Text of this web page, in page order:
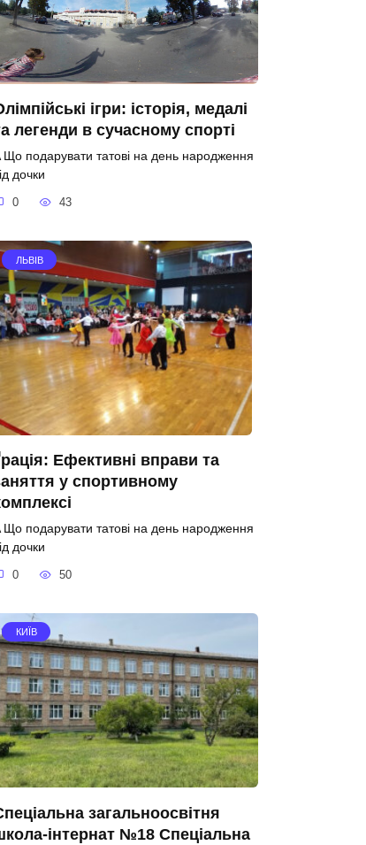
ігри: історія, медалі
легенди в сучасному спорті
Що подарувати татові на день народження
дочки
0 43
ЛЬВІВ
Ефективні вправи та
у спортивному
Що подарувати татові на день народження
дочки
0 50
КИЇВ
загальноосвітня
інтернат №18 Спеціальна